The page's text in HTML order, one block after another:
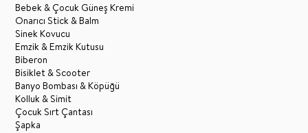
Bebek & Çocuk Güneş Kremi
Onarıcı Stick & Balm
Sinek Kovucu
Emzik & Emzik Kutusu
Biberon
Bisiklet & Scooter
Banyo Bombası & Köpüğü
Kolluk & Simit
Çocuk Sırt Çantası
Şapka